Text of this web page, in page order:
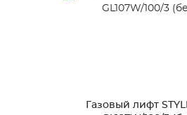
Газовый лифт